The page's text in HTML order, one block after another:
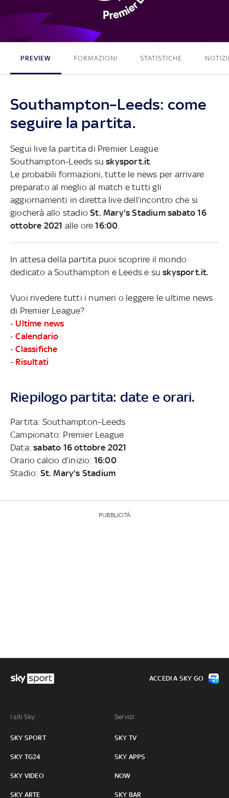
1 - 0
PREVIEW FORMAZIONI STATISTICHE
Southampton–Leeds: come
seguire la partita.
Segui live la partita di Premier League
Southampton-Leeds suskysport.it
Le probabili formazioni, tutte le news per arrivare
preparato al meglio al match e tutti gli
aggiornamenti in diretta live dell’incontro che si
giocherà allo stadioSt. Mary's Stadium sabato 16
ottobre 2021 alle ore16:00
In attesa della partita puoi scoprire il mondo
dedicato a Southampton e Leeds e suskysport.it.
Vuoi rivedere tutti i numeri o leggere le ultime news
di Premier League?
- Ultime news
-Calendario
-Classifiche
- Risultati
Riepilogo partita: date e orari.
Partita: Southampton–Leeds
Campionato: Premier League
Data:sabato 16 ottobre 2021
Orario calcio d’inizio: 16:00
Stadio: St. Mary's Stadium
PUBBLICITÀ
I siti Sky:
SKY SPORT
SKY TG24
SKY VIDEO
SKY ARTE
Servizi:
SKY TV
SKY APPS
NOW
SKY BAR
ACCEDI A SKY GO